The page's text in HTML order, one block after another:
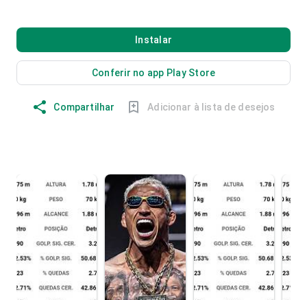
Instalar
Conferir no app Play Store
Compartilhar Adicionar à lista de desejos